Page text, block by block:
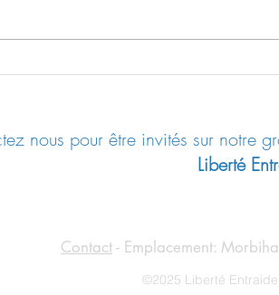
de
Résilience / Fiche
nous pour être invités sur notre
Liberté
Contact- Emplacement:
©2025 Liberté